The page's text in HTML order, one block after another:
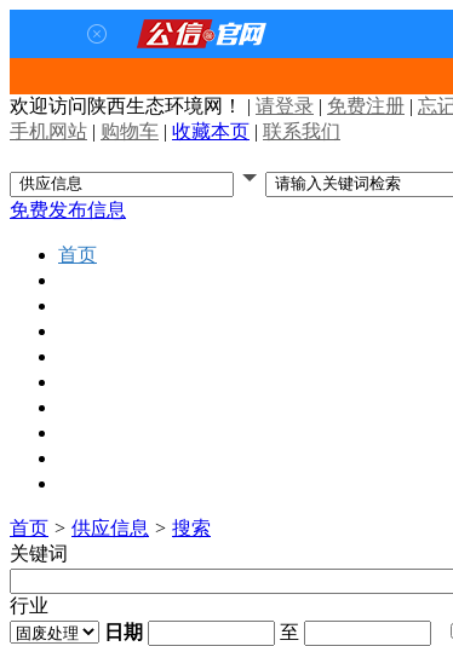
欢迎访问陕西生态环境网！ | 请登录 | 免费注册 | 忘
手机网站 | 购物车 | 收藏本页 | 联系我们
免费发布信息
首页
首页 > 供应信息 > 搜索
关键词
行业
日期
至